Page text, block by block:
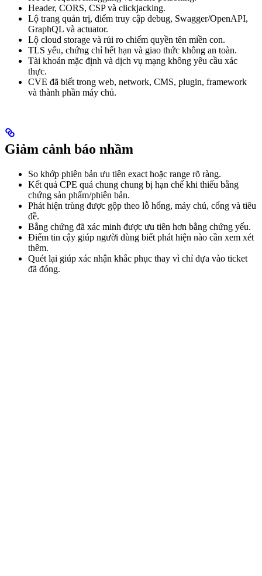
Header, CORS, CSP và clickjacking.
Lộ trang quản trị, điểm truy cập debug, Swagger/OpenAPI,
GraphQL và actuator.
Lộ cloud storage và rủi ro chiếm quyền tên miền con.
TLS yếu, chứng chỉ hết hạn và giao thức không an toàn.
Tài khoản mặc định và dịch vụ mạng không yêu cầu xác
thực.
CVE đã biết trong web, network, CMS, plugin, framework
và thành phần máy chủ.
Giảm cảnh báo nhầm
So khớp phiên bản ưu tiên exact hoặc range rõ ràng.
Kết quả CPE quá chung chung bị hạn chế khi thiếu bằng
chứng sản phẩm/phiên bản.
Phát hiện trùng được gộp theo lỗ hổng, máy chủ, cổng và tiêu
đề.
Bằng chứng đã xác minh được ưu tiên hơn bằng chứng yếu.
Điểm tin cậy giúp người dùng biết phát hiện nào cần xem xét
thêm.
Quét lại giúp xác nhận khắc phục thay vì chỉ dựa vào ticket
đã đóng.